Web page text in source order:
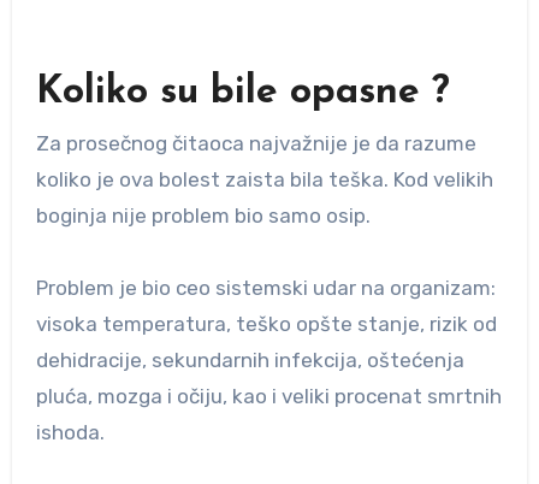
Koliko su bile opasne ?
Za prosečnog čitaoca najvažnije je da razume
koliko je ova bolest zaista bila teška. Kod velikih
boginja nije problem bio samo osip.
Problem je bio ceo sistemski udar na organizam:
visoka temperatura, teško opšte stanje, rizik od
dehidracije, sekundarnih infekcija, oštećenja
pluća, mozga i očiju, kao i veliki procenat smrtnih
ishoda.